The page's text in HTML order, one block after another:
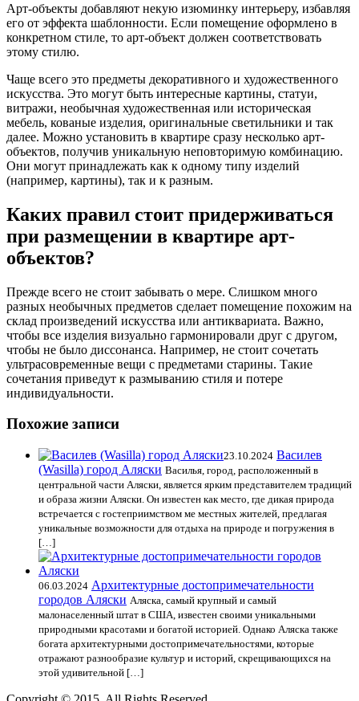
Арт-объекты добавляют некую изюминку интерьеру, избавляя
его от эффекта шаблонности. Если помещение оформлено в
конкретном стиле, то арт-объект должен соответствовать
этому стилю.
Чаще всего это предметы декоративного и художественного
искусства. Это могут быть интересные картины, статуи,
витражи, необычная художественная или историческая
мебель, кованые изделия, оригинальные светильники и так
далее. Можно установить в квартире сразу несколько арт-
объектов, получив уникальную неповторимую комбинацию.
Они могут принадлежать как к одному типу изделий
(например, картины), так и к разным.
Каких правил стоит придерживаться
при размещении в квартире арт-
объектов?
Прежде всего не стоит забывать о мере. Слишком много
разных необычных предметов сделает помещение похожим на
склад произведений искусства или антиквариата. Важно,
чтобы все изделия визуально гармонировали друг с другом,
чтобы не было диссонанса. Например, не стоит сочетать
ультрасовременные вещи с предметами старины. Такие
сочетания приведут к размыванию стиля и потере
индивидуальности.
Похожие записи
23.10.2024 Василев
(Wasilla) город Аляски Василья, город, расположенный в
центральной части Аляски, является ярким представителем традиций
и образа жизни Аляски. Он известен как место, где дикая природа
встречается с гостеприимством ме местных жителей, предлагая
уникальные возможности для отдыха на природе и погружения в
[…]
06.03.2024 Архитектурные достопримечательности
городов Аляски Аляска, самый крупный и самый
малонаселенный штат в США, известен своими уникальными
природными красотами и богатой историей. Однако Аляска также
богата архитектурными достопримечательностями, которые
отражают разнообразие культур и историй, скрещивающихся на
этой удивительной […]